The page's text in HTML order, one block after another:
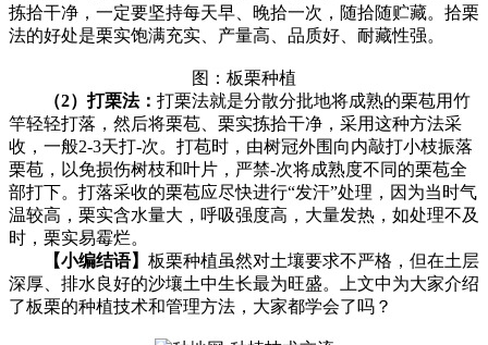
拣拾干净，一定要坚持每天早、晚拾一次，随拾随贮藏。拾栗
法的好处是栗实饱满充实、产量高、品质好、耐藏性强。
图：板栗种植
（2）打栗法： 打栗法就是分散分批地将成熟的栗苞用竹
竿轻轻打落，然后将栗苞、栗实拣拾干净，采用这种方法采
收，一般2-3天打-次。打苞时，由树冠外围向内敲打小枝振落
栗苞，以免损伤树枝和叶片，严禁-次将成熟度不同的栗苞全
部打下。打落采收的栗苞应尽快进行“发汗”处理，因为当时气
温较高，栗实含水量大，呼吸强度高，大量发热，如处理不及
时，栗实易霉烂。
【小编结语】 板栗种植虽然对土壤要求不严格，但在土层
深厚、排水良好的沙壤土中生长最为旺盛。上文中为大家介绍
了板栗的种植技术和管理方法，大家都学会了吗？